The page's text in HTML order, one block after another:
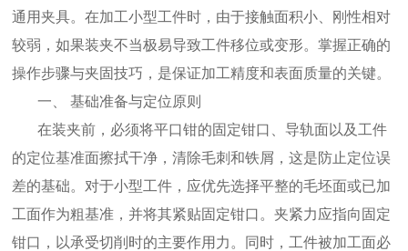
通用夹具。在加工小型工件时，由于接触面积小、刚性相对
较弱，如果装夹不当极易导致工件移位或变形。掌握正确的
操作步骤与夹固技巧，是保证加工精度和表面质量的关键。
一、 基础准备与定位原则
在装夹前，必须将平口钳的固定钳口、导轨面以及工件
的定位基准面擦拭干净，清除毛刺和铁屑，这是防止定位误
差的基础。对于小型工件，应优先选择平整的毛坯面或已加
工面作为粗基准，并将其紧贴固定钳口。夹紧力应指向固定
钳口，以承受切削时的主要作用力。同时，工件被加工面必